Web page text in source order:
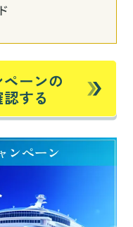
ーンの
する